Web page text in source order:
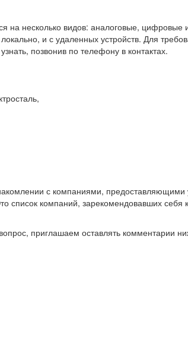
несколько видов: аналоговые, цифровые
и с удаленных устройств. Для
позвонив по телефону в контактах.
с компаниями, предоставляющими
список компаний, зарекомендовавших
приглашаем оставлять комментарии